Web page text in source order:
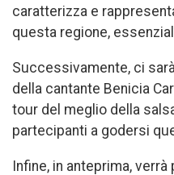
caratterizza e
questa regione,
Successivamente, ci
della cantante Benicia
tour del meglio della
partecipanti a godersi
Infine, in anteprima,